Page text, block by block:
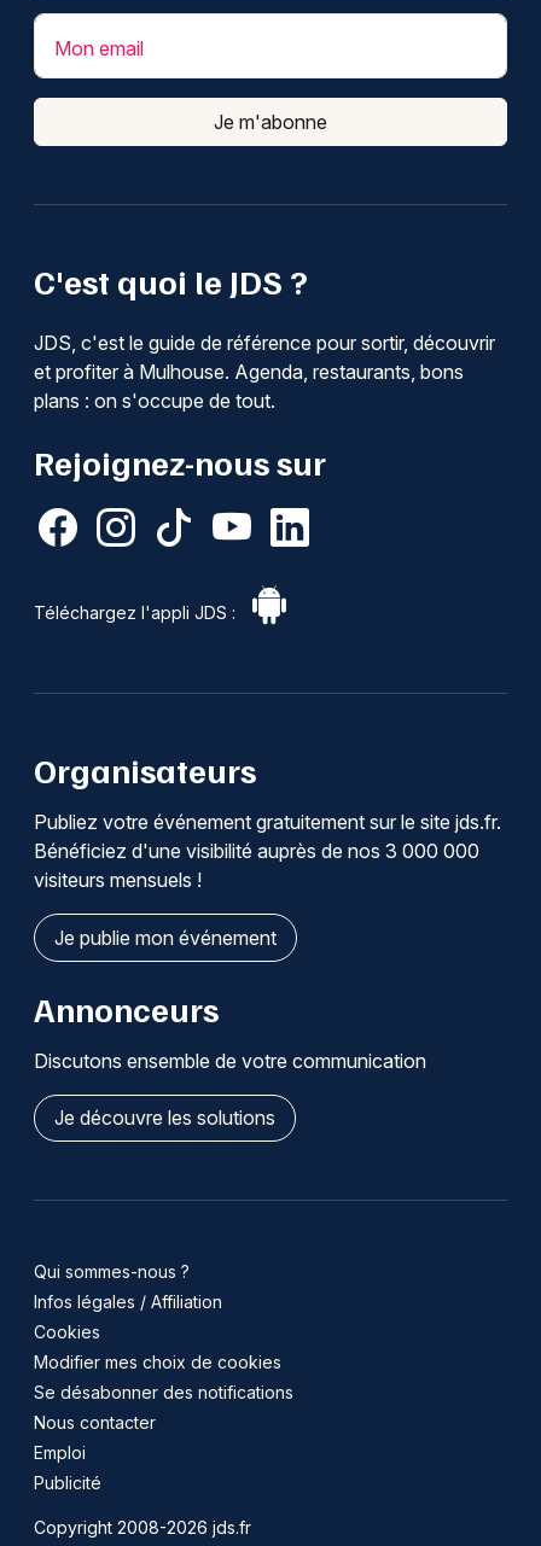
C'est quoi le JDS ?
JDS, c'est le guide de référence pour sortir, découvrir
et profiter à Mulhouse. Agenda, restaurants, bons
plans : on s'occupe de tout.
Rejoignez-nous sur
Téléchargez l'appli JDS :
Mon email
Je m'abonne
Organisateurs
Publiez votre événement gratuitement sur le site jds.fr.
Bénéficiez d'une visibilité auprès de nos 3 000 000
visiteurs mensuels !
Je publie mon événement
Annonceurs
Discutons ensemble de votre communication
Je découvre les solutions
Qui sommes-nous ?
Infos légales / Affiliation
Cookies
Modifier mes choix de cookies
Se désabonner des notifications
Nous contacter
Emploi
Publicité
Copyright 2008-2026 jds.fr